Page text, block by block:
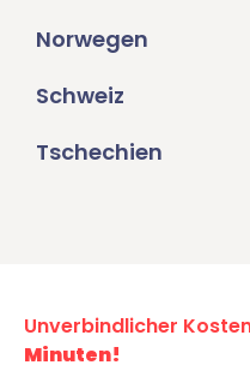
Norwegen
Schweiz
Tschechien
Unverbindlicher
Minuten!